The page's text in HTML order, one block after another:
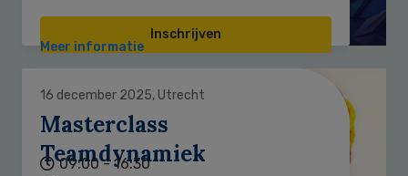
Inschrijven
Meer informatie
16 december 2025, Utrecht
Masterclass
Teamdynamiek
09:00 - 16:30